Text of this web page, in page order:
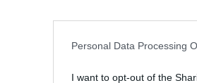
Personal Data Processing
I want to opt-out of the
Emilija